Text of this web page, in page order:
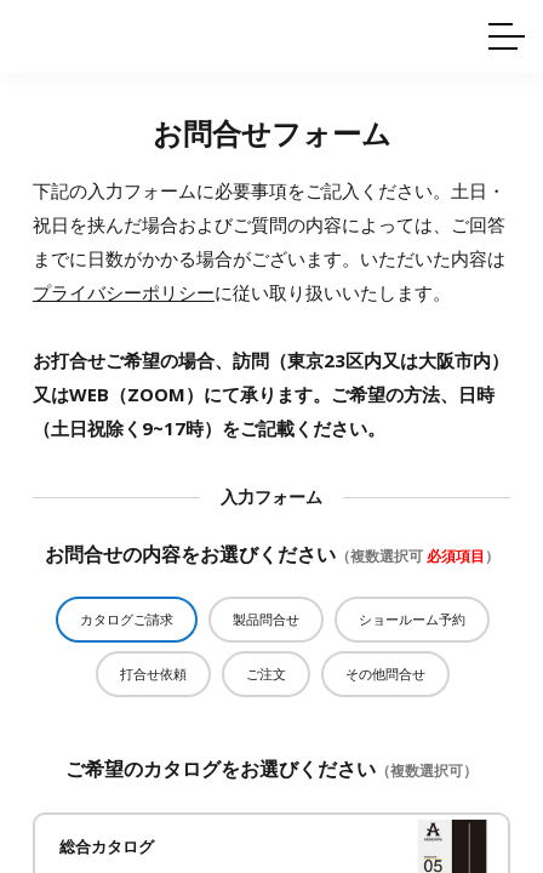
シーン別一覧
技術
製品の安全と品質について
取扱方法・注意事項
図面ダウンロード
お問合せフォーム
下記の入力フォームに必要事項をご記入ください。土日・
祝日を挟んだ場合およびご質問の内容によっては、ご回答
までに日数がかかる場合がございます。いただいた内容は
プライバシーポリシーに従い取り扱いいたします。
お打合せご希望の場合、訪問（東京23区内又は大阪市内）
又はWEB（ZOOM）にて承ります。ご希望の方法、日時
（土日祝除く9~17時）をご記載ください。
入力フォーム
お問合せの内容をお選びください（複数選択可 必須項目 ）
カタログご請求 製品問合せ ショールーム予約
打合せ依頼 ご注文 その他問合せ
ご希望のカタログをお選びください （複数選択可）
総合カタログ